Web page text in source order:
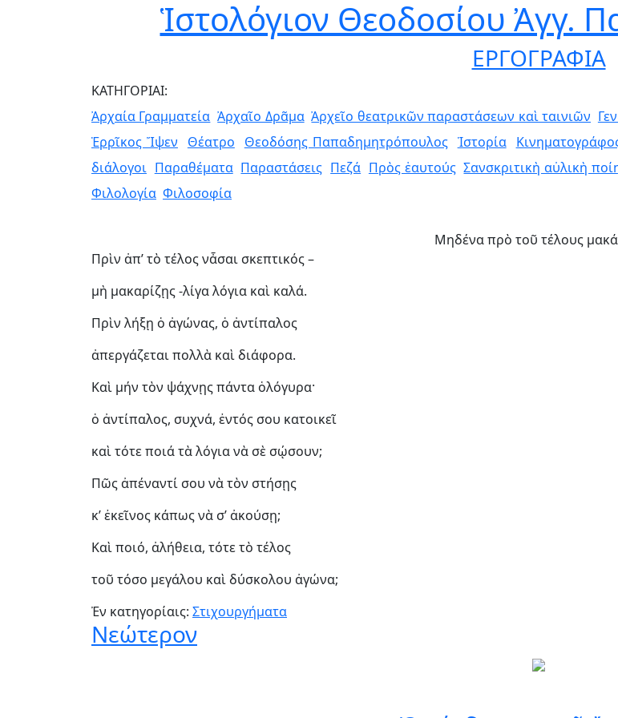
Ἱστολόγιον Θεοδοσίου Ἀγγ.
ΕΡΓΟΓΡΑΦΙΑ
ΚΑΤΗΓΟΡΙΑΙ:
Ἀρχαία Γραμματεία Ἀρχαῖο Δρᾶμα Ἀρχεῖο θεατρικῶν παραστάσεων καὶ ταινιῶν
Ἑρρῖκος Ἴψεν
Θέατρο Θεοδόσης Παπαδημητρόπουλος Ἱστορία
διάλογοι Παραθέματα Παραστάσεις Πεζά Πρὸς ἑαυτούς Σανσκριτικὴ αὐλικὴ
Φιλολογία Φιλοσοφία
Μηδένα πρὸ τοῦ τέλους
Πρὶν ἀπ’ τὸ τέλος νἆσαι σκεπτικός –
μὴ μακαρίζῃς -λίγα λόγια καὶ καλά.
Πρὶν λήξῃ ὁ ἀγώνας, ὁ ἀντίπαλος
ἀπεργάζεται πολλὰ καὶ διάφορα.
Καὶ μήν τὸν ψάχνῃς πάντα ὁλόγυρα·
ὁ ἀντίπαλος, συχνά, ἐντός σου κατοικεῖ
καὶ τότε ποιά τὰ λόγια νὰ σὲ σῴσουν;
Πῶς ἀπέναντί σου νὰ τὸν στήσῃς
κ’ ἐκεῖνος κάπως νὰ σ’ ἀκούσῃ;
Καὶ ποιό, ἀλήθεια, τότε τὸ τέλος
τοῦ τόσο μεγάλου καὶ δύσκολου ἀγώνα;
Ἐν κατηγορίαις: Στιχουργήματα
Νεώτερον